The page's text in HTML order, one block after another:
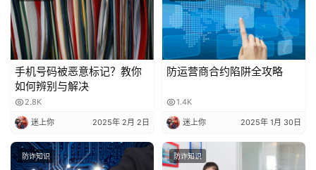
手机号码被恶意标记？教你
如何辨别与解决
2.8K
迷上你 2025年 2月 2日
防运营商合约陷阱全攻略
1.4K
迷上你 2025年 1月 30日
防诈知识 防诈知识